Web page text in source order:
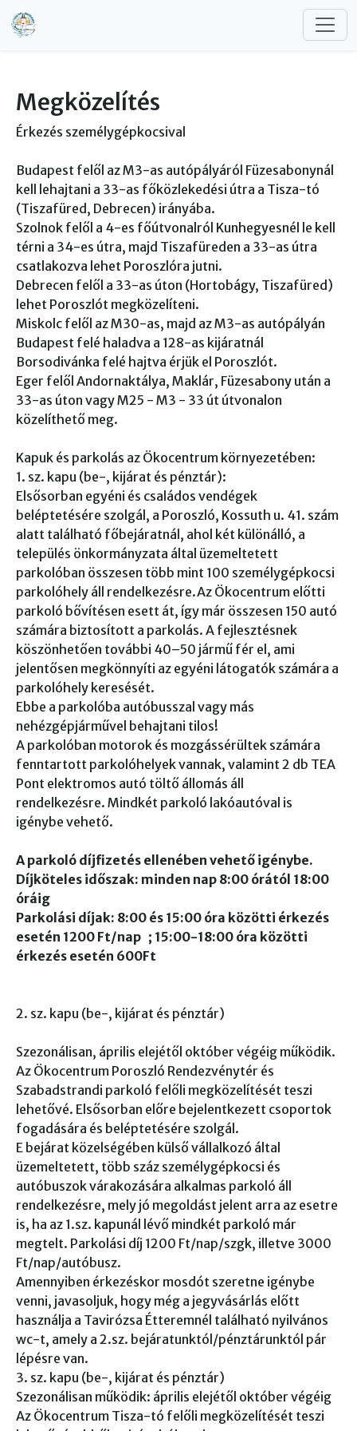
Ugrás a tartalomra
Megközelítés
Érkezés személygépkocsival
Budapest felől az M3-as autópályáról Füzesabonynál
kell lehajtani a 33-as főközlekedési útra a Tisza-tó
(Tiszafüred, Debrecen) irányába.
Szolnok felől a 4-es főútvonalról Kunhegyesnél le kell
térni a 34-es útra, majd Tiszafüreden a 33-as útra
csatlakozva lehet Poroszlóra jutni.
Debrecen felől a 33-as úton (Hortobágy, Tiszafüred)
lehet Poroszlót megközelíteni.
Miskolc felől az M30-as, majd az M3-as autópályán
Budapest felé haladva a 128-as kijáratnál
Borsodivánka felé hajtva érjük el Poroszlót.
Eger felől Andornaktálya, Maklár, Füzesabony után a
33-as úton vagy M25 - M3 - 33 út útvonalon
közelíthető meg.
Kapuk és parkolás az Ökocentrum környezetében:
1. sz. kapu (be-, kijárat és pénztár):
Elsősorban egyéni és családos vendégek
beléptetésére szolgál, a Poroszló, Kossuth u. 41. szám
alatt található főbejáratnál, ahol két különálló, a
település önkormányzata által üzemeltetett
parkolóban összesen több mint 100 személygépkocsi
parkolóhely áll rendelkezésre.Az Ökocentrum előtti
parkoló bővítésen esett át, így már összesen 150 autó
számára biztosított a parkolás. A fejlesztésnek
köszönhetően további 40–50 jármű fér el, ami
jelentősen megkönnyíti az egyéni látogatók számára a
parkolóhely keresését.
Ebbe a parkolóba autóbusszal vagy más
nehézgépjárművel behajtani tilos!
A parkolóban motorok és mozgássérültek számára
fenntartott parkolóhelyek vannak, valamint 2 db TEA
Pont elektromos autó töltő állomás áll
rendelkezésre. Mindkét parkoló lakóautóval is
igénybe vehető.
A parkoló díjfizetés ellenében vehető igénybe.
Díjköteles időszak: minden nap 8:00 órától 18:00
óráig
Parkolási díjak: 8:00 és 15:00 óra közötti érkezés
esetén 1200 Ft/nap ; 15:00-18:00 óra közötti
érkezés esetén 600Ft
2. sz. kapu (be-, kijárat és pénztár)
Szezonálisan, április elejétől október végéig működik.
Az Ökocentrum Poroszló Rendezvénytér és
Szabadstrandi parkoló felőli megközelítését teszi
lehetővé. Elsősorban előre bejelentkezett csoportok
fogadására és beléptetésére szolgál.
E bejárat közelségében külső vállalkozó által
üzemeltetett, több száz személygépkocsi és
autóbuszok várakozására alkalmas parkoló áll
rendelkezésre, mely jó megoldást jelent arra az esetre
is, ha az 1.sz. kapunál lévő mindkét parkoló már
megtelt. Parkolási díj 1200 Ft/nap/szgk, illetve 3000
Ft/nap/autóbusz.
Amennyiben érkezéskor mosdót szeretne igénybe
venni, javasoljuk, hogy még a jegyvásárlás előtt
használja a Tavirózsa Étteremnél található nyilvános
wc-t, amely a 2.sz. bejáratunktól/pénztárunktól pár
lépésre van.
3. sz. kapu (be-, kijárat és pénztár)
Szezonálisan működik: április elejétől október végéig
Az Ökocentrum Tisza-tó felőli megközelítését teszi